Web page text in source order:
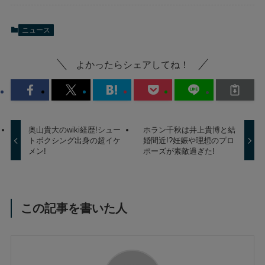
ニュース
よかったらシェアしてね！
奥山貴大のwiki経歴!シュー
トボクシング出身の超イケ
メン!
ホラン千秋は井上貴博と結
婚間近!?妊娠や理想のプロ
ポーズが素敵過ぎた!
この記事を書いた人